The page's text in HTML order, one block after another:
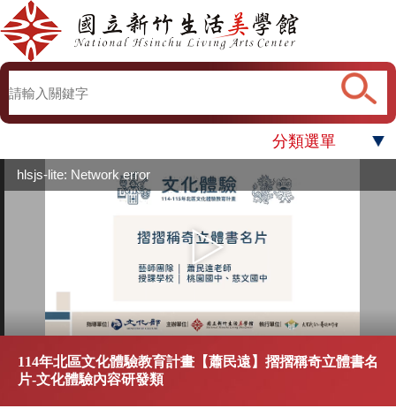
分類選單
hlsjs-lite: Network error
114年北區文化體驗教育計畫【蕭民遠】摺摺稱奇立體書名
片-文化體驗內容研發類